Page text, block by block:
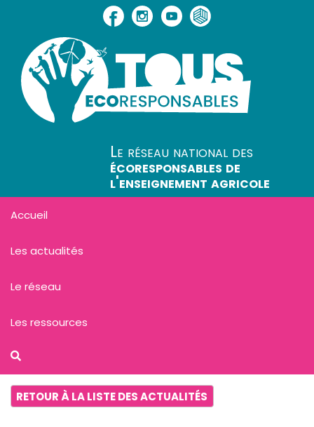
RETOUR À LA LISTE DES ACTUALITÉS
Le réseau national des
écoresponsables de
l'enseignement agricole
Accueil
Les actualités
Le réseau
Les ressources